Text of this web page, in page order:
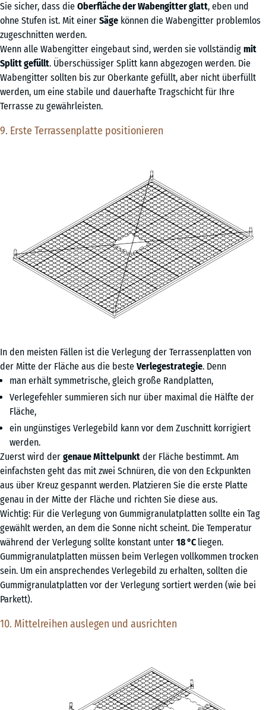
Sie sicher, dass die Oberfläche der Wabengitter glatt, eben und
ohne Stufen ist. Mit einer Säge können die Wabengitter problemlos
zugeschnitten werden.
Wenn alle Wabengitter eingebaut sind, werden sie vollständig mit
Splitt gefüllt. Überschüssiger Splitt kann abgezogen werden. Die
Wabengitter sollten bis zur Oberkante gefüllt, aber nicht überfüllt
werden, um eine stabile und dauerhafte Tragschicht für Ihre
Terrasse zu gewährleisten.
9. Erste Terrassenplatte positionieren
In den meisten Fällen ist die Verlegung der Terrassenplatten von
der Mitte der Fläche aus die beste Verlegestrategie. Denn
man erhält symmetrische, gleich große Randplatten,
Verlegefehler summieren sich nur über maximal die Hälfte der
Fläche,
ein ungünstiges Verlegebild kann vor dem Zuschnitt korrigiert
werden.
Zuerst wird der genaue Mittelpunkt der Fläche bestimmt. Am
einfachsten geht das mit zwei Schnüren, die von den Eckpunkten
aus über Kreuz gespannt werden. Platzieren Sie die erste Platte
genau in der Mitte der Fläche und richten Sie diese aus.
Wichtig: Für die Verlegung von Gummigranulatplatten sollte ein Tag
gewählt werden, an dem die Sonne nicht scheint. Die Temperatur
während der Verlegung sollte konstant unter 18 °C liegen.
Gummigranulatplatten müssen beim Verlegen vollkommen trocken
sein. Um ein ansprechendes Verlegebild zu erhalten, sollten die
Gummigranulatplatten vor der Verlegung sortiert werden (wie bei
Parkett).
10. Mittelreihen auslegen und ausrichten